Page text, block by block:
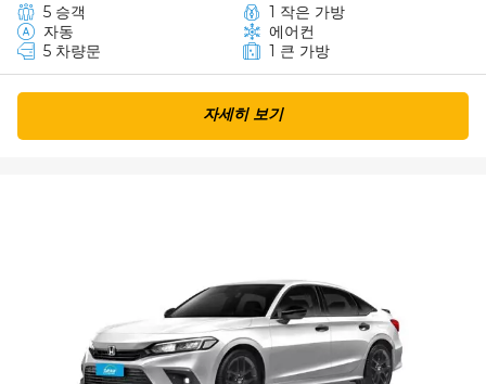
5 승객
1 작은 가방
자동
에어컨
5 차량문
1 큰 가방
자세히 보기